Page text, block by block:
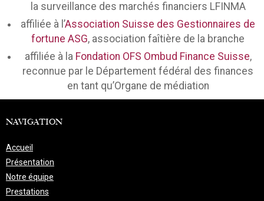
la surveillance des marchés financiers LFINMA
affiliée à l’Association Suisse des Gestionnaires de
fortune ASG, association faîtière de la branche
affiliée à la Fondation OFS Ombud Finance Suisse,
reconnue par le Département fédéral des finances
en tant qu’Organe de médiation
NAVIGATION
Accueil
Présentation
Notre équipe
Prestations